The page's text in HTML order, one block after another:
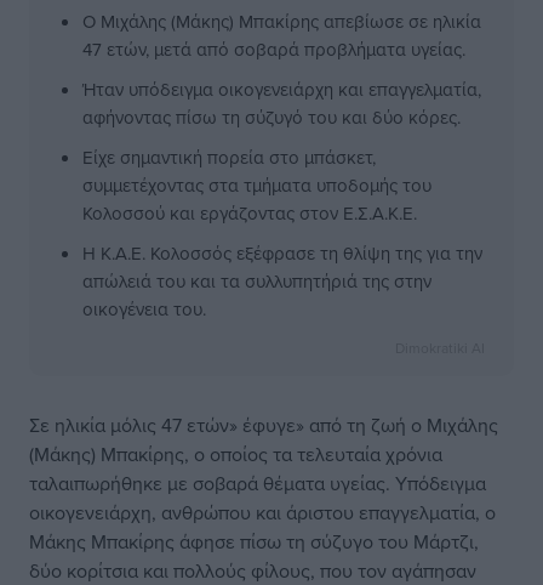
Ο Μιχάλης (Μάκης) Μπακίρης απεβίωσε σε ηλικία
47 ετών, μετά από σοβαρά προβλήματα υγείας.
Ήταν υπόδειγμα οικογενειάρχη και επαγγελματία,
αφήνοντας πίσω τη σύζυγό του και δύο κόρες.
Είχε σημαντική πορεία στο μπάσκετ,
συμμετέχοντας στα τμήματα υποδομής του
Κολοσσού και εργάζοντας στον Ε.Σ.Α.Κ.Ε.
Η Κ.Α.Ε. Κολοσσός εξέφρασε τη θλίψη της για την
απώλειά του και τα συλλυπητήριά της στην
οικογένεια του.
Σε ηλικία μόλις 47 ετών» έφυγε» από τη ζωή ο Μιχάλης
(Μάκης) Μπακίρης, ο οποίος τα τελευταία χρόνια
ταλαιπωρήθηκε με σοβαρά θέματα υγείας. Υπόδειγμα
οικογενειάρχη, ανθρώπου και άριστου επαγγελματία, ο
Μάκης Μπακίρης άφησε πίσω τη σύζυγο του Μάρτζι,
δύο κορίτσια και πολλούς φίλους, που τον αγάπησαν